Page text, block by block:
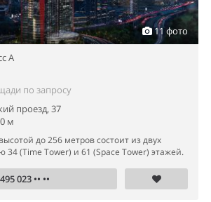
11 фото
A
по запросу
проезд, 37
м
до 256 метров состоит из двух
34 (Time Tower) и 61 (Space Tower) этажей.
023 •• ••